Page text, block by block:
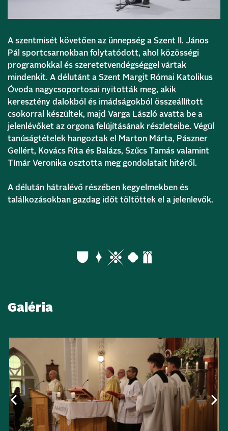
A szentmisét követően az ünnepség a Szent II. János
Pál sportcsarnokban folytatódott, ahol közösségi
programokkal és szeretetvendégséggel vártak
mindenkit. A délutánt a Szent Margit Római Katolikus
Óvoda nagycsoportosai nyitották meg, akik
keresztény dalokból és imádságokból összeállított
csokorral készültek, majd Varga László avatta be a
jelenlévőket az orgona felújításának részleteibe. Végül
tanúságtételek hangoztak el Marton Márta, Pászner
Gellért, Kovács Rita és Balázs, Szűcs Tamás valamint
Tímár Veronika osztotta meg gondolatait hitéről.
A délután hátralévő részében kegyelmekben és
találkozásokban gazdag időt töltöttek el a jelenlevők.
Galéria